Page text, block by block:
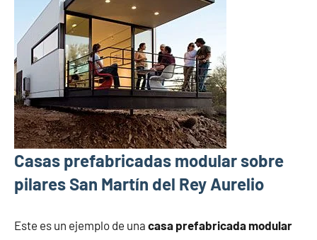
Casas prefabricadas modular sobre
pilares San Martín del Rey Aurelio
Este es un ejemplo de una casa prefabricada modular